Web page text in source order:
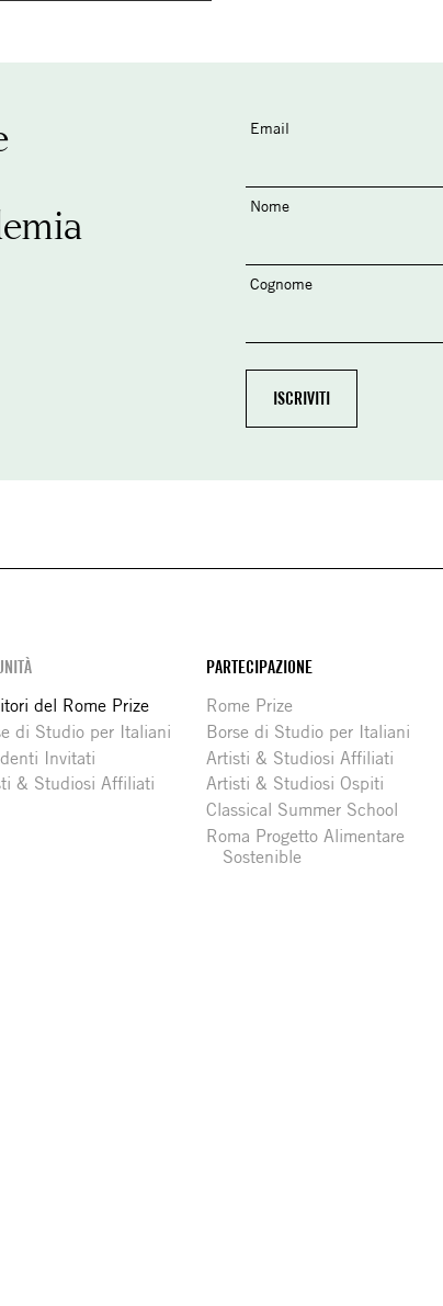
Email
Nome
Cognome
del Rome Prize
di Studio per Italiani
Invitati
& Studiosi Affiliati
PARTECIPAZIONE
Rome Prize
Borse di Studio per Italiani
Artisti & Studiosi Affiliati
Artisti & Studiosi Ospiti
Classical Summer School
Roma Progetto Alimentare
Sostenible